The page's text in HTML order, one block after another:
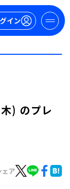
イン
) のプレ
ェア